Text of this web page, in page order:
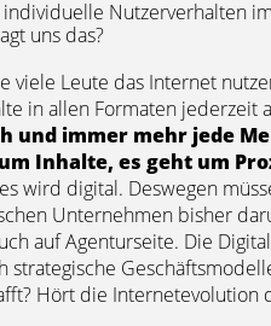
Nutzerverhalten
uns das?
viele Leute das Internet
in allen Formaten
und immer mehr jede
Inhalte, es geht um
wird digital. Deswegen
Unternehmen bisher
auf Agenturseite. Die
strategische
Hört die Internetevolution